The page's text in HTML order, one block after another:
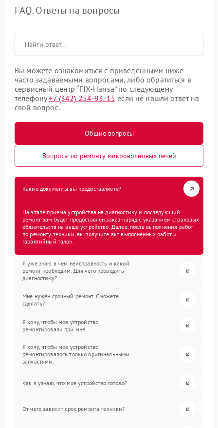
FAQ. Ответы на вопросы
Вы можете ознакомиться с приведенными ниже
часто задаваемыми вопросами, либо обратиться в
сервисный центр “FIX-Hansa” по следующему
телефону+7 (342) 254-93-15 если не нашли ответ на
свой вопрос.
Общие вопросы
Вопросы по ремонту микроволновых печей
Какие документы вы предоставляете?
На этапе приема устройства на диагностику и последующий
ремонт вам будет предоставлен заказ-наряд с указанием страховых
обязательств на ваше устройство. Далее, после выполнения работ
по ремонту техники, вы получите акт выполненных работ и
гарантийный талон.
Я уже знаю в чем неисправность и какой
ремонт необходим. Для чего проводить
диагностику?
Мне нужен срочный ремонт. Сможете
сделать?
Я хочу, чтобы мое устройство
ремонтировали при мне.
Я хочу, чтобы мое устройство
ремонтировалось только оригинальными
запчастями.
Как я узнаю, что мое устройство готово?
От чего зависит срок ремонта техники?